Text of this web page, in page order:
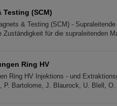
Testing (SCM)
& Testing (SCM) -
Zuständigkeit für die supraleitenden
Ring HV
Ring HV Injektions - und
P. Bartolome, J. Blaurock, U. Blell,